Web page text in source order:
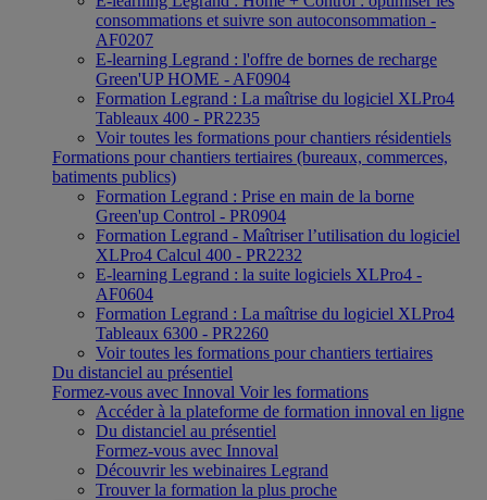
consommations et suivre son autoconsommation -
AF0207
E-learning Legrand : l'offre de bornes de recharge
Green'UP HOME - AF0904
Formation Legrand : La maîtrise du logiciel XLPro4
Tableaux 400 - PR2235
Voir toutes les formations pour chantiers résidentiels
Formations pour chantiers tertiaires (bureaux, commerces,
batiments publics)
Formation Legrand : Prise en main de la borne
Green'up Control - PR0904
Formation Legrand - Maîtriser l’utilisation du logiciel
XLPro4 Calcul 400 - PR2232
E-learning Legrand : la suite logiciels XLPro4 -
AF0604
Formation Legrand : La maîtrise du logiciel XLPro4
Tableaux 6300 - PR2260
Voir toutes les formations pour chantiers tertiaires
Du distanciel au présentiel
Formez-vous avec Innoval Voir les formations
Accéder à la plateforme de formation innoval en ligne
Du distanciel au présentiel
Formez-vous avec Innoval
Découvrir les webinaires Legrand
Trouver la formation la plus proche